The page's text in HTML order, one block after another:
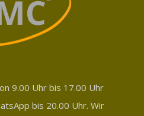
9.00 Uhr bis 17.00 Uhr
bis 20.00 Uhr. Wir